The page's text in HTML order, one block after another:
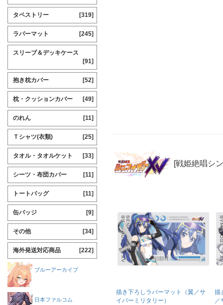
[戦姫絶唱シ
描き下ろしラバーマット（翼／サ
イバーミリタリー）
描
／
タペストリー [319]
ラバーマット [245]
スリーブ＆デッキケース
[91]
抱き枕カバー [52]
枕・クッションカバー [49]
のれん [11]
Ｔシャツ(衣類) [25]
タオル・タオルケット [33]
シーツ・布団カバー [11]
トートバッグ [11]
缶バッジ [9]
その他 [34]
海外発送対応商品 [222]
ブルーアーカイブ
日本ファルコム